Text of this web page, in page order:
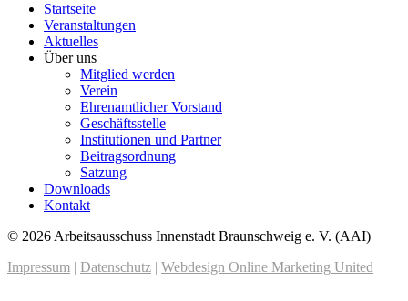
Startseite
Veranstaltungen
Aktuelles
Über uns
Mitglied werden
Verein
Ehrenamtlicher Vorstand
Geschäftsstelle
Institutionen und Partner
Beitragsordnung
Satzung
Downloads
Kontakt
© 2026 Arbeitsausschuss Innenstadt Braunschweig e. V. (AAI)
Impressum | Datenschutz | Webdesign Online Marketing United